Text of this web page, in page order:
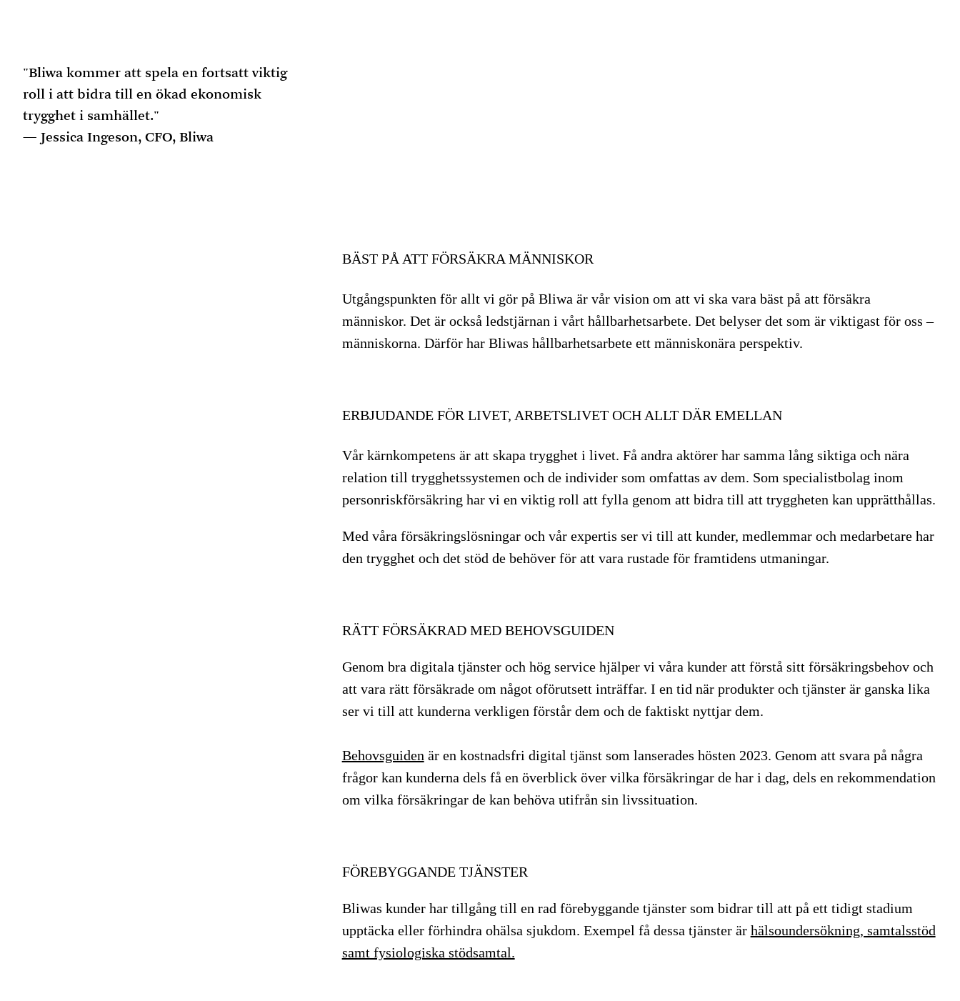
"Bliwa kommer att spela en fortsatt viktig
roll i att bidra till en ökad ekonomisk
trygghet i samhället."
Jessica Ingeson, CFO, Bliwa
BÄST PÅ ATT FÖRSÄKRA MÄNNISKOR
Utgångspunkten för allt vi gör på Bliwa är vår vision om att vi ska vara bäst på att försäkra
människor. Det är också ledstjärnan i vårt hållbarhetsarbete. Det belyser det som är viktigast för oss –
människorna. Därför har Bliwas hållbarhetsarbete ett människonära perspektiv.
ERBJUDANDE FÖR LIVET, ARBETSLIVET OCH ALLT DÄR EMELLAN
Vår kärnkompetens är att skapa trygghet i livet. Få andra aktörer har samma lång siktiga och nära
relation till trygghetssystemen och de individer som omfattas av dem. Som specialistbolag inom
personriskförsäkring har vi en viktig roll att fylla genom att bidra till att tryggheten kan upprätthållas.
Med våra försäkringslösningar och vår expertis ser vi till att kunder, medlemmar och medarbetare har
den trygghet och det stöd de behöver för att vara rustade för framtidens utmaningar.
RÄTT FÖRSÄKRAD MED BEHOVSGUIDEN
Genom bra digitala tjänster och hög service hjälper vi våra kunder att förstå sitt försäkringsbehov och
att vara rätt försäkrade om något oförutsett inträffar. I en tid när produkter och tjänster är ganska lika
ser vi till att kunderna verkligen förstår dem och de faktiskt nyttjar dem.
Behovsguiden är en kostnadsfri digital tjänst som lanserades hösten 2023. Genom att svara på några
frågor kan kunderna dels få en överblick över vilka försäkringar de har i dag, dels en rekommendation
om vilka försäkringar de kan behöva utifrån sin livssituation.
FÖREBYGGANDE TJÄNSTER
Bliwas kunder har tillgång till en rad förebyggande tjänster som bidrar till att på ett tidigt stadium
upptäcka eller förhindra ohälsa sjukdom. Exempel få dessa tjänster är hälsoundersökning, samtalsstöd
samt fysiologiska stödsamtal.